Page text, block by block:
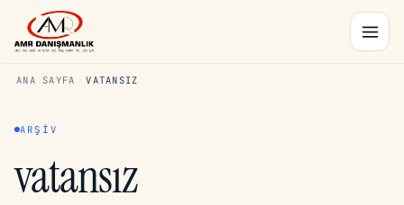
ANA SAYFA VATANSIZ
ARŞIV
vatansız